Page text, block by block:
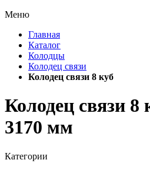
Меню
Главная
Каталог
Колодцы
Колодец связи
Колодец связи 8 куб
Колодец связи 8
3170 мм
Категории